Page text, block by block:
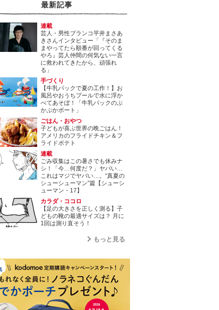
最新記事
連載
芸人・男性ブランコ平井まさあ
きさんインタビュー「『そのま
まやってたら順番が回ってくる
やろ』芸人仲間の何気ない一言
に救われてきたから、頑張れ
る」
手づくり
【牛乳パックで夏の工作！】お
風呂やおうちプールで水に浮か
べてあそぼ！「牛乳パックのぷ
かぷかボート」
ごはん・おやつ
子どもが喜ぶ世界の晩ごはん！
アメリカのフライドチキン＆フ
ライドポテト
連載
ごみ収集はこの暑さでも休みナ
シ！「今…何度だ？」ヤバい…
これはマジでヤバい…。“真夏の
シューシューマン”篇【シューシ
ューマン・17】
カラダ・ココロ
【足の大きさを正しく測る】子
どもの靴の最適サイズは？ 月に
1回は測り直そう！
もっと見る